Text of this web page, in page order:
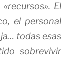
El
el personal
todas esas
sobrevivir